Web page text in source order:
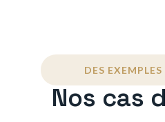
DES
Nos cas